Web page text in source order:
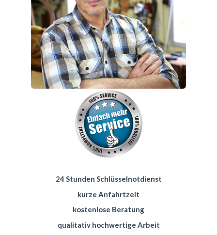
24 Stunden Schlüsselnotdienst
kurze Anfahrtzeit
kostenlose Beratung
qualitativ hochwertige Arbeit